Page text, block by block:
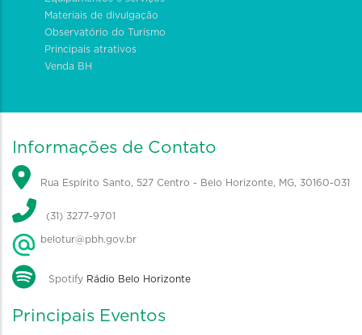
Materiais de divulgação
Observatório do Turismo
Principais atrativos
Venda BH
Informações de Contato
Rua Espírito Santo, 527 Centro - Belo Horizonte, MG, 30160-031
(31) 3277-9701
belotur@pbh.gov.br
Spotify Rádio Belo Horizonte
Principais Eventos